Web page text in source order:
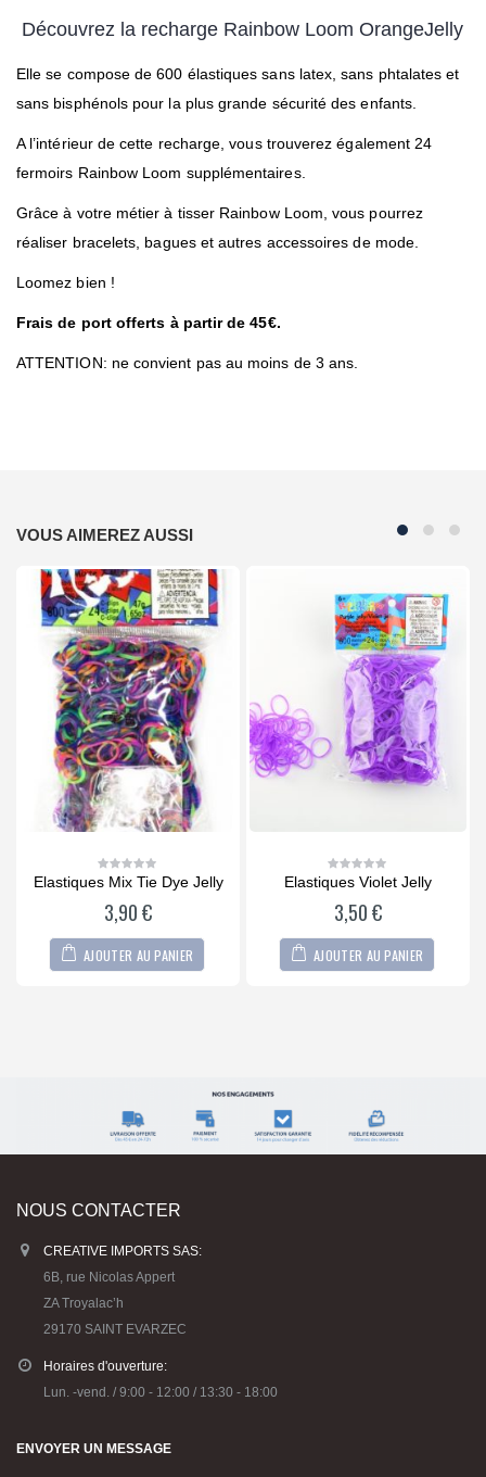
Découvrez la recharge Rainbow Loom OrangeJelly
Elle se compose de 600 élastiques sans latex, sans phtalates et
sans bisphénols pour la plus grande sécurité des enfants.
A l’intérieur de cette recharge, vous trouverez également 24
fermoirs Rainbow Loom supplémentaires.
Grâce à votre métier à tisser Rainbow Loom, vous pourrez
réaliser bracelets, bagues et autres accessoires de mode.
Loomez bien !
Frais de port offerts à partir de 45€.
ATTENTION: ne convient pas au moins de 3 ans.
VOUS AIMEREZ AUSSI
Dye Jelly
0
out
Elastiques Violet Jelly
AJOUTER AU PANIER
0
Rouge Jelly
AJOUTER AU
NOUS CONTACTER
CREATIVE IMPORTS SAS:
6B, rue Nicolas Appert
ZA Troyalac’h
29170 SAINT EVARZEC
Horaires d'ouverture:
Lun. -vend. / 9:00 - 12:00 / 13:30 - 18:00
ENVOYER UN MESSAGE